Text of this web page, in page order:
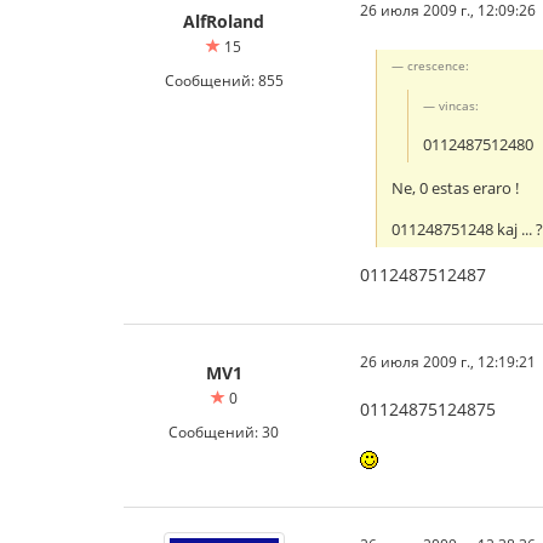
AlfRoland
15
Сообщений: 855
26 июля 2009 г., 12:09:26
crescence:
vincas:
0112487512480
Ne, 0 estas eraro !
011248751248 kaj ... ?
0112487512487
MV1
0
Сообщений: 30
26 июля 2009 г., 12:19:21
01124875124875